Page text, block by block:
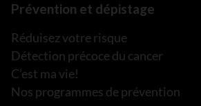
Prévention et dépistage
Réduisez votre risque
Détection précoce du cancer
C’est ma vie!
Nos programmes de prévention